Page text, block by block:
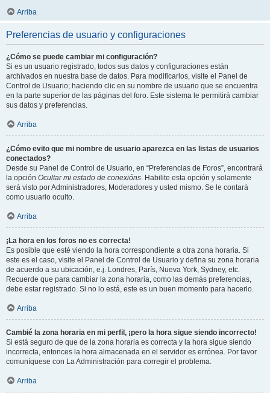
Arriba
Preferencias de usuario y configuraciones
¿Cómo se puede cambiar mi configuración?
Si es un usuario registrado, todos sus datos y configuraciones están
archivados en nuestra base de datos. Para modificarlos, visite el Panel de
Control de Usuario; haciendo clic en su nombre de usuario que se encuentra
en la parte superior de las páginas del foro. Este sistema le permitirá cambiar
sus datos y preferencias.
Arriba
¿Cómo evito que mi nombre de usuario aparezca en las listas de usuarios
conectados?
Desde su Panel de Control de Usuario, en “Preferencias de Foros”, encontrará
la opción Ocultar mi estado de conexións. Habilite esta opción y solamente
será visto por Administradores, Moderadores y usted mismo. Se le contará
como usuario oculto.
Arriba
¡La hora en los foros no es correcta!
Es posible que esté viendo la hora correspondiente a otra zona horaria. Si
este es el caso, visite el Panel de Control de Usuario y defina su zona horaria
de acuerdo a su ubicación, e.j. Londres, París, Nueva York, Sydney, etc.
Recuerde que para cambiar la zona horaria, como las demás preferencias,
debe estar registrado. Si no lo está, este es un buen momento para hacerlo.
Arriba
Cambié la zona horaria en mi perfil, ¡pero la hora sigue siendo incorrecto!
Si está seguro de que de la zona horaria es correcta y la hora sigue siendo
incorrecta, entonces la hora almacenada en el servidor es errónea. Por favor
comuníquese con La Administración para corregir el problema.
Arriba